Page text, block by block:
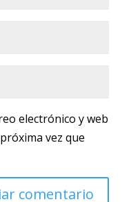
electrónico y web
vez que